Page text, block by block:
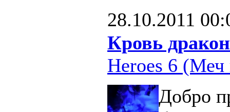
28.10.2011
Кровь
Heroes 6 (Меч
Добро